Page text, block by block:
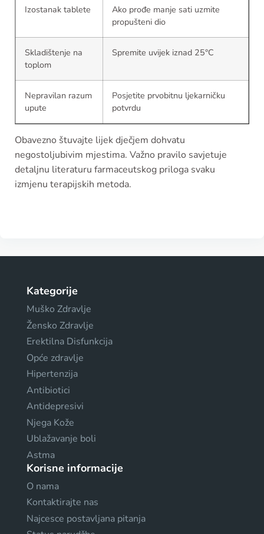
Izostanak tablete
Ako prođe manje sati uzmite
propušteni dio
Skladištenje na
toplom
Spremite uvijek iznad 25°C
Nepravilan razum
upute
Posjetite prvobitnu ljekarničku
potvrdu
Obavezno štuvajte lijek dječjem dohvatu
negostoljubivim mjestima. Važno pravilo savjetuje
detaljnu literaturu farmaceutskog priloga svaku
izmjenu terapijskih metoda.
Kategorije
Muško Zdravlje
Žensko Zdravlje
Erektilna Disfunkcija
Opće zdravlje
Hipertenzija
Antibiotici
Antidepresivi
Njega Kože
Ublažavanje boli
Astma
Korisne informacije
O nama
Kontaktirajte nas
Najcesce postavljana pitanja